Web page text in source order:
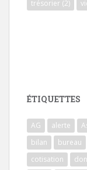
trésorier (2)
ÉTIQUETTES
AG alerte
bilan
bureau
cotisation